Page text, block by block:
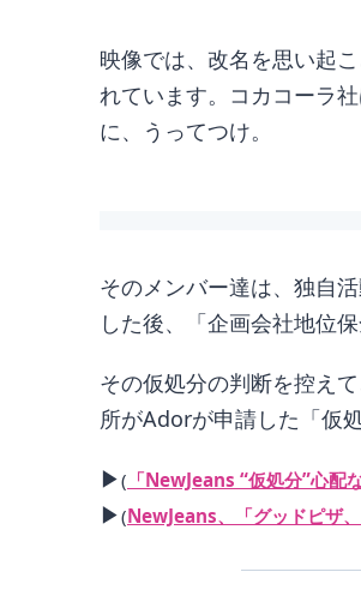
映像では、改名を思い起
れています。コカコーラ
に、うってつけ。
そのメンバー達は、独自
した後、「企画会社地位
その仮処分の判断を控え
所がAdorが申請した「仮
▶( 「NewJeans “仮処分”心
▶(NewJeans、「グッドピザ